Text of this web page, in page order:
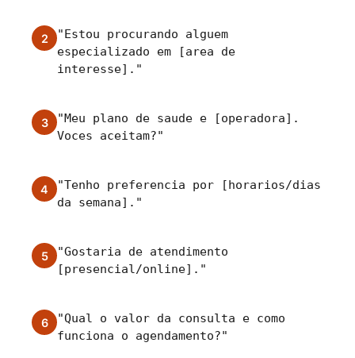
2
"Estou procurando alguem
especializado em [area de
interesse]."
3
"Meu plano de saude e [operadora].
Voces aceitam?"
4
"Tenho preferencia por [horarios/dias
da semana]."
5
"Gostaria de atendimento
[presencial/online]."
6
"Qual o valor da consulta e como
funciona o agendamento?"